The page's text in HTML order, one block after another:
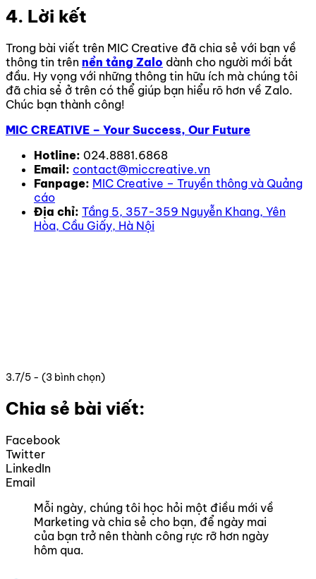
4. Lời kết
Trong bài viết trên MIC Creative đã chia sẻ với bạn về
thông tin trên nền tảng Zalo dành cho người mới bắt
đầu. Hy vọng với những thông tin hữu ích mà chúng tôi
đã chia sẻ ở trên có thể giúp bạn hiểu rõ hơn về Zalo.
Chúc bạn thành công!
MIC CREATIVE – Your Success, Our Future
Hotline: 024.8881.6868
Email: contact@miccreative.vn
Fanpage: MIC Creative – Truyền thông và Quảng
cáo
Địa chỉ: Tầng 5, 357-359 Nguyễn Khang, Yên
Hòa, Cầu Giấy, Hà Nội
3.7/5 - (3 bình chọn)
Chia sẻ bài viết:
Facebook
Twitter
LinkedIn
Email
Mỗi ngày, chúng tôi học hỏi một điều mới về
Marketing và chia sẻ cho bạn, để ngày mai
của bạn trở nên thành công rực rỡ hơn ngày
hôm qua.